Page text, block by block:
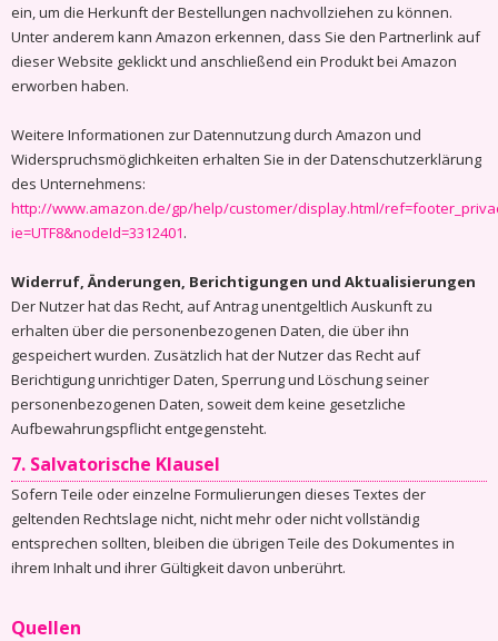
ein, um die Herkunft der Bestellungen nachvollziehen zu können.
Unter anderem kann Amazon erkennen, dass Sie den Partnerlink auf
dieser Website geklickt und anschließend ein Produkt bei Amazon
erworben haben.
Weitere Informationen zur Datennutzung durch Amazon und
Widerspruchsmöglichkeiten erhalten Sie in der Datenschutzerklärung
des Unternehmens:
http://www.amazon.de/gp/help/customer/display.html/
ie=UTF8&nodeId=3312401.
Widerruf, Änderungen, Berichtigungen und Aktualisierungen
Der Nutzer hat das Recht, auf Antrag unentgeltlich Auskunft zu
erhalten über die personenbezogenen Daten, die über ihn
gespeichert wurden. Zusätzlich hat der Nutzer das Recht auf
Berichtigung unrichtiger Daten, Sperrung und Löschung seiner
personenbezogenen Daten, soweit dem keine gesetzliche
Aufbewahrungspflicht entgegensteht.
7. Salvatorische Klausel
Sofern Teile oder einzelne Formulierungen dieses Textes der
geltenden Rechtslage nicht, nicht mehr oder nicht vollständig
entsprechen sollten, bleiben die übrigen Teile des Dokumentes in
ihrem Inhalt und ihrer Gültigkeit davon unberührt.
Quellen